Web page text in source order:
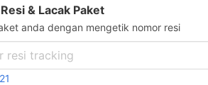
& Lacak Paket
anda dengan mengetik nomor resi